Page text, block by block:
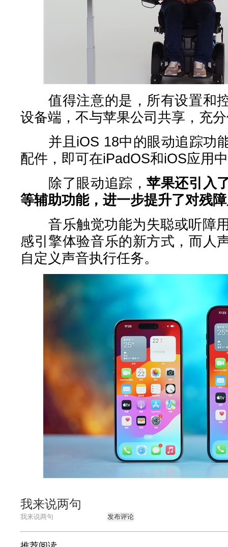
值得注意的是，所有设置和
设备端，不与苹果公司共享，充
并且iOS 18中的眼动追踪功
配件，即可在iPadOS和iOS应用
除了眼动追踪，苹果还引入
等辅助功能，进一步提升了对残
音乐触觉功能为失聪或听障用
感引擎体验音乐的新方式，而人
自定义声音执行任务。
我来说两句
发布评论